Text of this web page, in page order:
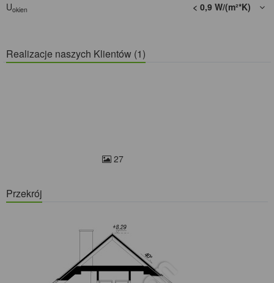
Uokien < 0,9 W/(m²*K)
Realizacje naszych Klientów (1)
27
Przekrój